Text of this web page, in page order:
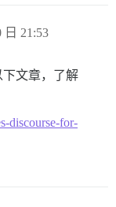
日 21:53
下文章，了解
discourse-for-